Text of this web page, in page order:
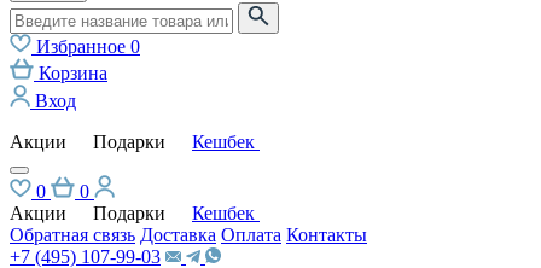
Избранное 0
Корзина
Вход
Акции
Подарки Кешбек
0
0
Акции
Подарки
Кешбек
Обратная связь Доставка Оплата Контакты
+7 (495) 107-99-03